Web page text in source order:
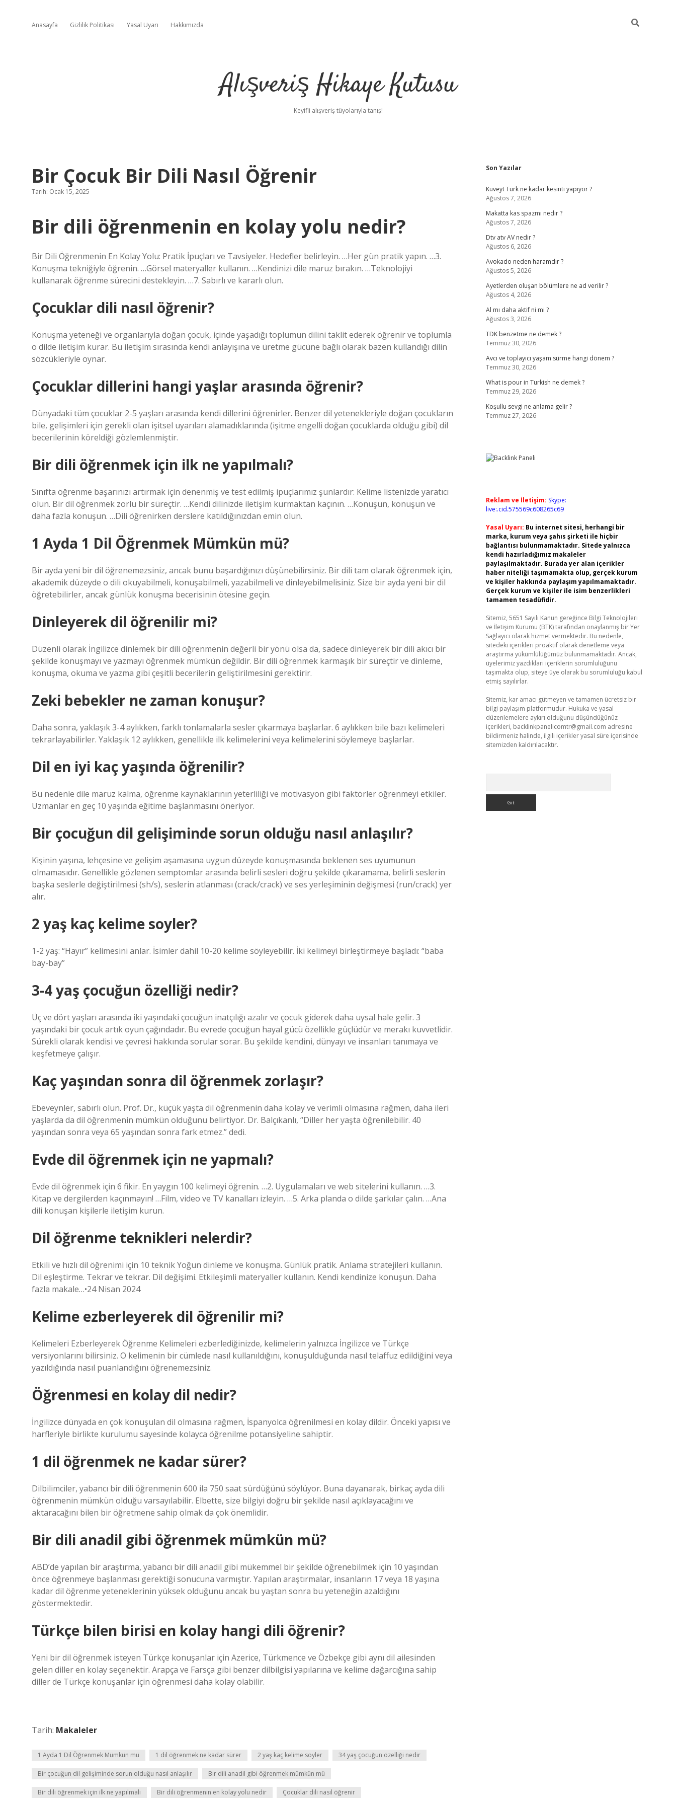
Anasayfa Gizlilik Politikası Yasal Uyarı Hakkımızda
Alışveriş Hikaye Kutusu
Keyifli alışveriş tüyolarıyla tanış!
Bir Çocuk Bir Dili Nasıl Öğrenir
Tarih: Ocak 15, 2025
Bir dili öğrenmenin en kolay yolu nedir?
Bir Dili Öğrenmenin En Kolay Yolu: Pratik İpuçları ve Tavsiyeler. Hedefler belirleyin. …Her gün pratik yapın. …3.
Konuşma tekniğiyle öğrenin. …Görsel materyaller kullanın. …Kendinizi dile maruz bırakın. …Teknolojiyi
kullanarak öğrenme sürecini destekleyin. …7. Sabırlı ve kararlı olun.
Çocuklar dili nasıl öğrenir?
Konuşma yeteneği ve organlarıyla doğan çocuk, içinde yaşadığı toplumun dilini taklit ederek öğrenir ve toplumla
o dilde iletişim kurar. Bu iletişim sırasında kendi anlayışına ve üretme gücüne bağlı olarak bazen kullandığı dilin
sözcükleriyle oynar.
Çocuklar dillerini hangi yaşlar arasında öğrenir?
Dünyadaki tüm çocuklar 2-5 yaşları arasında kendi dillerini öğrenirler. Benzer dil yetenekleriyle doğan çocukların
bile, gelişimleri için gerekli olan işitsel uyarıları alamadıklarında (işitme engelli doğan çocuklarda olduğu gibi) dil
becerilerinin köreldiği gözlemlenmiştir.
Bir dili öğrenmek için ilk ne yapılmalı?
Sınıfta öğrenme başarınızı artırmak için denenmiş ve test edilmiş ipuçlarımız şunlardır: Kelime listenizde yaratıcı
olun. Bir dil öğrenmek zorlu bir süreçtir. …Kendi dilinizde iletişim kurmaktan kaçının. …Konuşun, konuşun ve
daha fazla konuşun. …Dili öğrenirken derslere katıldığınızdan emin olun.
1 Ayda 1 Dil Öğrenmek Mümkün mü?
Bir ayda yeni bir dil öğrenemezsiniz, ancak bunu başardığınızı düşünebilirsiniz. Bir dili tam olarak öğrenmek için,
akademik düzeyde o dili okuyabilmeli, konuşabilmeli, yazabilmeli ve dinleyebilmelisiniz. Size bir ayda yeni bir dil
öğretebilirler, ancak günlük konuşma becerisinin ötesine geçin.
Dinleyerek dil öğrenilir mi?
Düzenli olarak İngilizce dinlemek bir dili öğrenmenin değerli bir yönü olsa da, sadece dinleyerek bir dili akıcı bir
şekilde konuşmayı ve yazmayı öğrenmek mümkün değildir. Bir dili öğrenmek karmaşık bir süreçtir ve dinleme,
konuşma, okuma ve yazma gibi çeşitli becerilerin geliştirilmesini gerektirir.
Zeki bebekler ne zaman konuşur?
Daha sonra, yaklaşık 3-4 aylıkken, farklı tonlamalarla sesler çıkarmaya başlarlar. 6 aylıkken bile bazı kelimeleri
tekrarlayabilirler. Yaklaşık 12 aylıkken, genellikle ilk kelimelerini veya kelimelerini söylemeye başlarlar.
Dil en iyi kaç yaşında öğrenilir?
Bu nedenle dile maruz kalma, öğrenme kaynaklarının yeterliliği ve motivasyon gibi faktörler öğrenmeyi etkiler.
Uzmanlar en geç 10 yaşında eğitime başlanmasını öneriyor.
Bir çocuğun dil gelişiminde sorun olduğu nasıl anlaşılır?
Kişinin yaşına, lehçesine ve gelişim aşamasına uygun düzeyde konuşmasında beklenen ses uyumunun
olmamasıdır. Genellikle gözlenen semptomlar arasında belirli sesleri doğru şekilde çıkaramama, belirli seslerin
başka seslerle değiştirilmesi (sh/s), seslerin atlanması (crack/crack) ve ses yerleşiminin değişmesi (run/crack) yer
alır.
2 yaş kaç kelime soyler?
1-2 yaş: “Hayır” kelimesini anlar. İsimler dahil 10-20 kelime söyleyebilir. İki kelimeyi birleştirmeye başladı: “baba
bay-bay”
3-4 yaş çocuğun özelliği nedir?
Üç ve dört yaşları arasında iki yaşındaki çocuğun inatçılığı azalır ve çocuk giderek daha uysal hale gelir. 3
yaşındaki bir çocuk artık oyun çağındadır. Bu evrede çocuğun hayal gücü özellikle güçlüdür ve merakı kuvvetlidir.
Sürekli olarak kendisi ve çevresi hakkında sorular sorar. Bu şekilde kendini, dünyayı ve insanları tanımaya ve
keşfetmeye çalışır.
Kaç yaşından sonra dil öğrenmek zorlaşır?
Ebeveynler, sabırlı olun. Prof. Dr., küçük yaşta dil öğrenmenin daha kolay ve verimli olmasına rağmen, daha ileri
yaşlarda da dil öğrenmenin mümkün olduğunu belirtiyor. Dr. Balçıkanlı, “Diller her yaşta öğrenilebilir. 40
yaşından sonra veya 65 yaşından sonra fark etmez.” dedi.
Evde dil öğrenmek için ne yapmalı?
Evde dil öğrenmek için 6 fikir. En yaygın 100 kelimeyi öğrenin. …2. Uygulamaları ve web sitelerini kullanın. …3.
Kitap ve dergilerden kaçınmayın! …Film, video ve TV kanalları izleyin. …5. Arka planda o dilde şarkılar çalın. …Ana
dili konuşan kişilerle iletişim kurun.
Dil öğrenme teknikleri nelerdir?
Etkili ve hızlı dil öğrenimi için 10 teknik Yoğun dinleme ve konuşma. Günlük pratik. Anlama stratejileri kullanın.
Dil eşleştirme. Tekrar ve tekrar. Dil değişimi. Etkileşimli materyaller kullanın. Kendi kendinize konuşun. Daha
fazla makale…•24 Nisan 2024
Kelime ezberleyerek dil öğrenilir mi?
Kelimeleri Ezberleyerek Öğrenme Kelimeleri ezberlediğinizde, kelimelerin yalnızca İngilizce ve Türkçe
versiyonlarını bilirsiniz. O kelimenin bir cümlede nasıl kullanıldığını, konuşulduğunda nasıl telaffuz edildiğini veya
yazıldığında nasıl puanlandığını öğrenemezsiniz.
Öğrenmesi en kolay dil nedir?
İngilizce dünyada en çok konuşulan dil olmasına rağmen, İspanyolca öğrenilmesi en kolay dildir. Önceki yapısı ve
harfleriyle birlikte kurulumu sayesinde kolayca öğrenilme potansiyeline sahiptir.
1 dil öğrenmek ne kadar sürer?
Dilbilimciler, yabancı bir dili öğrenmenin 600 ila 750 saat sürdüğünü söylüyor. Buna dayanarak, birkaç ayda dili
öğrenmenin mümkün olduğu varsayılabilir. Elbette, size bilgiyi doğru bir şekilde nasıl açıklayacağını ve
aktaracağını bilen bir öğretmene sahip olmak da çok önemlidir.
Bir dili anadil gibi öğrenmek mümkün mü?
ABD’de yapılan bir araştırma, yabancı bir dili anadil gibi mükemmel bir şekilde öğrenebilmek için 10 yaşından
önce öğrenmeye başlanması gerektiği sonucuna varmıştır. Yapılan araştırmalar, insanların 17 veya 18 yaşına
kadar dil öğrenme yeteneklerinin yüksek olduğunu ancak bu yaştan sonra bu yeteneğin azaldığını
göstermektedir.
Türkçe bilen birisi en kolay hangi dili öğrenir?
Yeni bir dil öğrenmek isteyen Türkçe konuşanlar için Azerice, Türkmence ve Özbekçe gibi aynı dil ailesinden
gelen diller en kolay seçenektir. Arapça ve Farsça gibi benzer dilbilgisi yapılarına ve kelime dağarcığına sahip
diller de Türkçe konuşanlar için öğrenmesi daha kolay olabilir.
Tarih: Makaleler
1 Ayda 1 Dil Öğrenmek Mümkün mü 1 dil öğrenmek ne kadar sürer 2 yaş kaç kelime soyler 34 yaş çocuğun özelliği nedir
Bir çocuğun dil gelişiminde sorun olduğu nasıl anlaşılır Bir dili anadil gibi öğrenmek mümkün mü
Bir dili öğrenmek için ilk ne yapılmalı Bir dili öğrenmenin en kolay yolu nedir Çocuklar dili nasıl öğrenir
Sidebar
Son Yazılar
Kuveyt Türk ne kadar kesinti yapıyor ?
Ağustos 7, 2026
Makatta kas spazmı nedir ?
Ağustos 7, 2026
Dtv atv AV nedir ?
Ağustos 6, 2026
Avokado neden haramdır ?
Ağustos 5, 2026
Ayetlerden oluşan bölümlere ne ad verilir ?
Ağustos 4, 2026
Al mı daha aktif ni mi ?
Ağustos 3, 2026
TDK benzetme ne demek ?
Temmuz 30, 2026
Avcı ve toplayıcı yaşam sürme hangi dönem ?
Temmuz 30, 2026
What is pour in Turkish ne demek ?
Temmuz 29, 2026
Koşullu sevgi ne anlama gelir ?
Temmuz 27, 2026
Reklam ve İletişim: Skype:
live:.cid.575569c608265c69
Yasal Uyarı: Bu internet sitesi, herhangi bir
marka, kurum veya şahıs şirketi ile hiçbir
bağlantısı bulunmamaktadır. Sitede yalnızca
kendi hazırladığımız makaleler
paylaşılmaktadır. Burada yer alan içerikler
haber niteliği taşımamakta olup, gerçek kurum
ve kişiler hakkında paylaşım yapılmamaktadır.
Gerçek kurum ve kişiler ile isim benzerlikleri
tamamen tesadüfidir.
Sitemiz, 5651 Sayılı Kanun gereğince Bilgi Teknolojileri
ve İletişim Kurumu (BTK) tarafından onaylanmış bir Yer
Sağlayıcı olarak hizmet vermektedir. Bu nedenle,
sitedeki içerikleri proaktif olarak denetleme veya
araştırma yükümlülüğümüz bulunmamaktadır. Ancak,
üyelerimiz yazdıkları içeriklerin sorumluluğunu
taşımakta olup, siteye üye olarak bu sorumluluğu kabul
etmiş sayılırlar.
Sitemiz, kar amacı gütmeyen ve tamamen ücretsiz bir
bilgi paylaşım platformudur. Hukuka ve yasal
düzenlemelere aykırı olduğunu düşündüğünüz
içerikleri, backlinkpanelicomtr@gmail.com adresine
bildirmeniz halinde, ilgili içerikler yasal süre içerisinde
sitemizden kaldırılacaktır.